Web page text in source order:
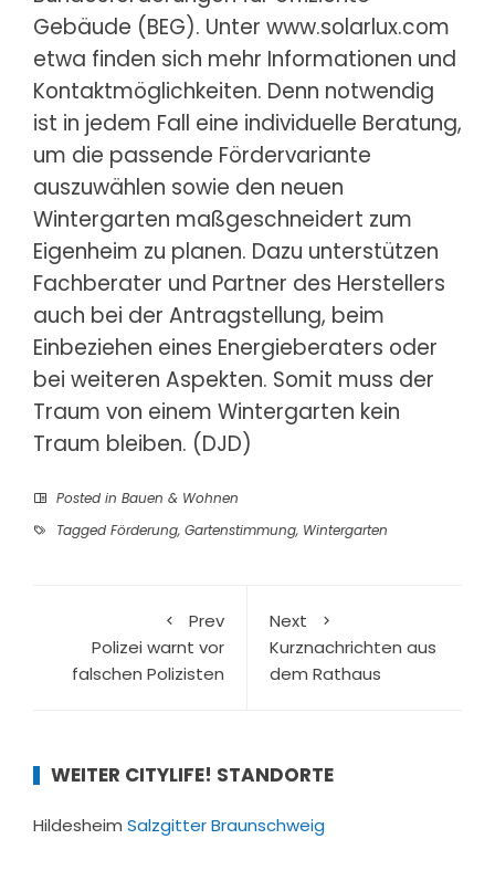
Gebäude (BEG). Unter www.solarlux.com
etwa finden sich mehr Informationen und
Kontaktmöglichkeiten. Denn notwendig
ist in jedem Fall eine individuelle Beratung,
um die passende Fördervariante
auszuwählen sowie den neuen
Wintergarten maßgeschneidert zum
Eigenheim zu planen. Dazu unterstützen
Fachberater und Partner des Herstellers
auch bei der Antragstellung, beim
Einbeziehen eines Energieberaters oder
bei weiteren Aspekten. Somit muss der
Traum von einem Wintergarten kein
Traum bleiben. (DJD)
Posted in Bauen & Wohnen
Tagged Förderung, Gartenstimmung, Wintergarten
Prev
Polizei warnt vor
falschen Polizisten
Next
Kurznachrichten aus
dem Rathaus
WEITER CITYLIFE! STANDORTE
Hildesheim SalzgitterBraunschweig